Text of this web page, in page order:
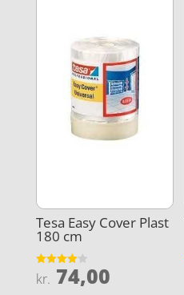
Tesa Easy Cover Plast
180 cm
Vurderet
4.1
kr. 74,00